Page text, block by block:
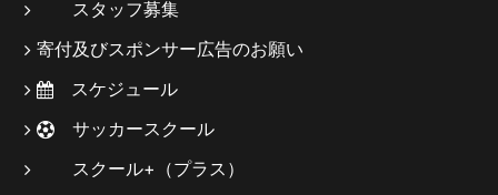
スタッフ募集
寄付及びスポンサー広告のお願い
スケジュール
サッカースクール
スクール+（プラス）